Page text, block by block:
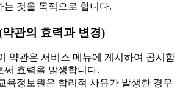
는 것을 목적으로 합니다.
약관의 효력과 변경)
약관은 서비스 메뉴에 게시하여 공시함
써 효력을 발생합니다.
육정보원은 합리적 사유가 발생한 경우